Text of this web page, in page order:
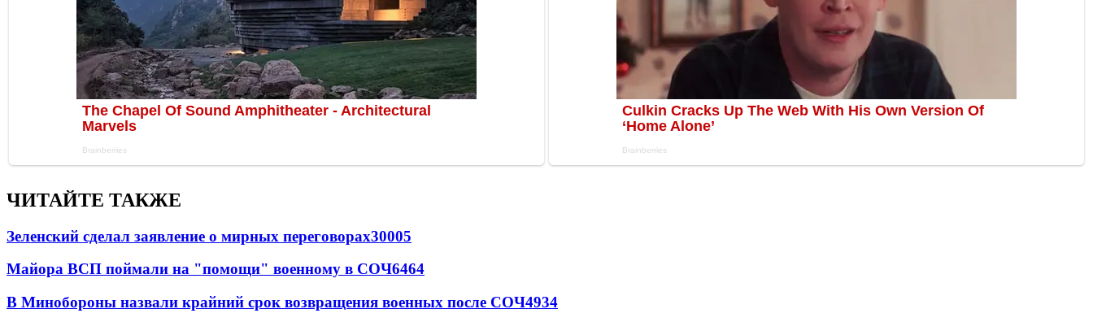
ЧИТАЙТЕ ТАКЖЕ
Зеленский сделал заявление о мирных переговорах30005
Майора ВСП поймали на "помощи" военному в СОЧ6464
В Минобороны назвали крайний срок возвращения военных после СОЧ4934